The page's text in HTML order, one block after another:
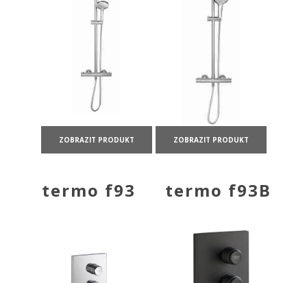
ZOBRAZIT PRODUKT ZOBRAZIT PRODUKT
termo f93 termo f93B